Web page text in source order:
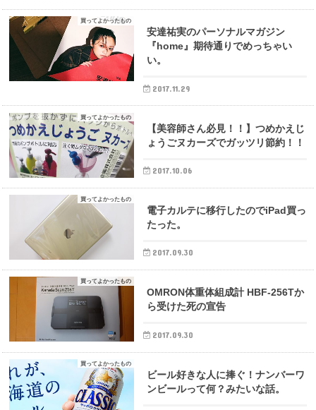
買ってよかったもの
安達祐実のパーソナルマガジン
『home』期待通りでめっちゃい
い。
2017.11.29
買ってよかったもの
【美容師さん必見！！】つめかえじ
ょうごヌカーズでガッツリ節約！！
2017.10.06
買ってよかったもの
電子カルテに移行したのでiPad買っ
たった。
2017.09.30
買ってよかったもの
OMRON体重体組成計 HBF-256Tか
ら受けた死の宣告
2017.09.30
買ってよかったもの
ビール好きな人に捧ぐ！ナンバーワ
ンビールって何？みたいな話。